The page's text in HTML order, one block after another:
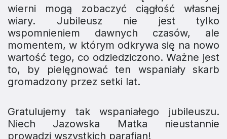
wierni mogą zobaczyć ciągłość własnej
wiary. Jubileusz nie jest tylko
wspomnieniem dawnych czasów, ale
momentem, w którym odkrywa się na nowo
wartość tego, co odziedziczono. Ważne jest
to, by pielęgnować ten wspaniały skarb
gromadzony przez setki lat.
Gratulujemy tak wspaniałego jubileuszu.
Niech Jazowska Matka nieustannie
prowadzi wszystkich parafian!